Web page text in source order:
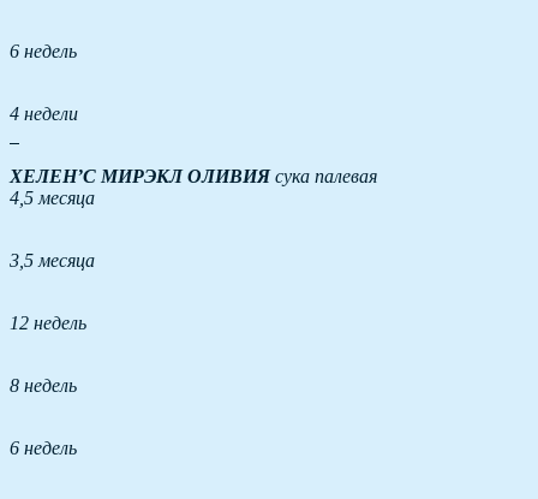
6 недель
4 недели
ХЕЛЕН’С МИРЭКЛ ОЛИВИЯсука палевая
4,5 месяца
3,5 месяца
12 недель
8 недель
6 недель